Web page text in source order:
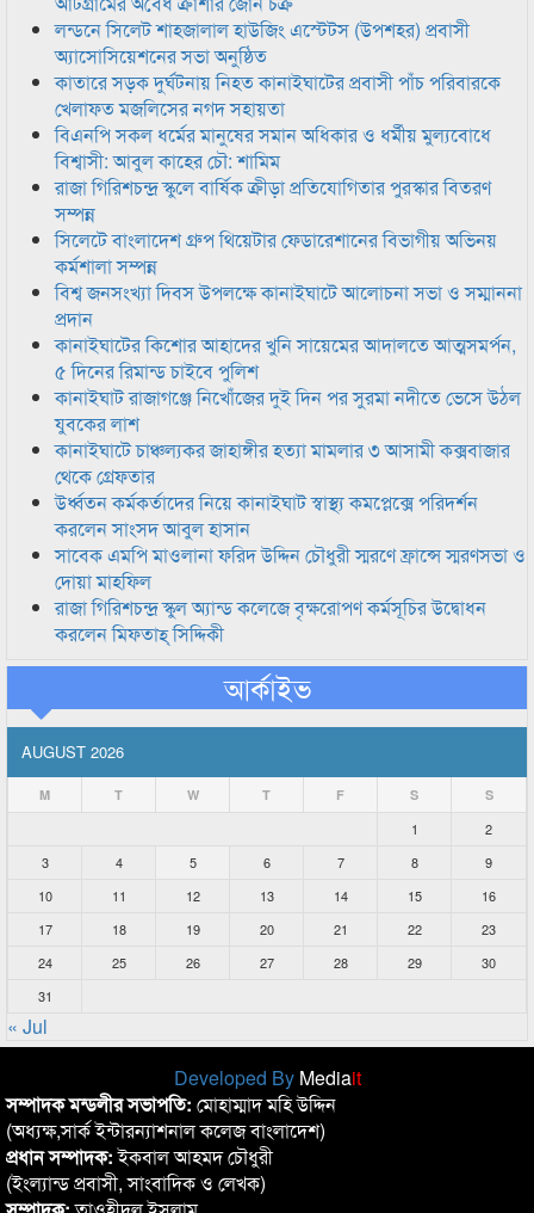
লন্ডনে সিলেট শাহজালাল হাউজিং এস্টেটস (উপশহর) প্রবাসী
অ্যাসোসিয়েশনের সভা অনুষ্ঠিত
কাতারে সড়ক দুর্ঘটনায় নিহত কানাইঘাটের প্রবাসী পাঁচ পরিবারকে
খেলাফত মজলিসের নগদ সহায়তা
বিএনপি সকল ধর্মের মানুষের সমান অধিকার ও ধর্মীয় মুল্যবোধে
বিশ্বাসী: আবুল কাহের চৌ: শামিম
রাজা গিরিশচন্দ্র স্কুলে বার্ষিক ক্রীড়া প্রতিযোগিতার পুরস্কার বিতরণ
সম্পন্ন
সিলেটে বাংলাদেশ গ্রুপ থিয়েটার ফেডারেশানের বিভাগীয় অভিনয়
কর্মশালা সম্পন্ন
বিশ্ব জনসংখ্যা দিবস উপলক্ষে কানাইঘাটে আলোচনা সভা ও সম্মাননা
প্রদান
কানাইঘাটের কিশোর আহাদের খুনি সায়েমের আদালতে আত্মসমর্পন,
৫ দিনের রিমান্ড চাইবে পুলিশ
কানাইঘাট রাজাগঞ্জে নিখোঁজের দুই দিন পর সুরমা নদীতে ভেসে উঠল
যুবকের লাশ
কানাইঘাটে চাঞ্চল্যকর জাহাঙ্গীর হত্যা মামলার ৩ আসামী কক্সবাজার
থেকে গ্রেফতার
উর্ধ্বতন কর্মকর্তাদের নিয়ে কানাইঘাট স্বাস্থ্য কমপ্লেক্সে পরিদর্শন
করলেন সাংসদ আবুল হাসান
সাবেক এমপি মাওলানা ফরিদ উদ্দিন চৌধুরী স্মরণে ফ্রান্সে স্মরণসভা ও
দোয়া মাহফিল
রাজা গিরিশচন্দ্র স্কুল অ্যান্ড কলেজে বৃক্ষরোপণ কর্মসূচির উদ্বোধন
করলেন মিফতাহ্ সিদ্দিকী
আর্কাইভ
AUGUST 2026
M T W T F S S
1
2
3
4 5 6 7 8
9
10
11 12 13 14 15
16
17
18 19 20 21 22
23
24
25 26 27 28 29
30
31
« Jul
Developed By Mediait
সম্পাদক মন্ডলীর সভাপতি: মোহাম্মাদ মহি উদ্দিন
(অধ্যক্ষ,সার্ক ইন্টারন্যাশনাল কলেজ বাংলাদেশ)
প্রধান সম্পাদক:ইকবাল আহমদ চৌধুরী
(ইংল্যান্ড প্রবাসী, সাংবাদিক ও লেখক)